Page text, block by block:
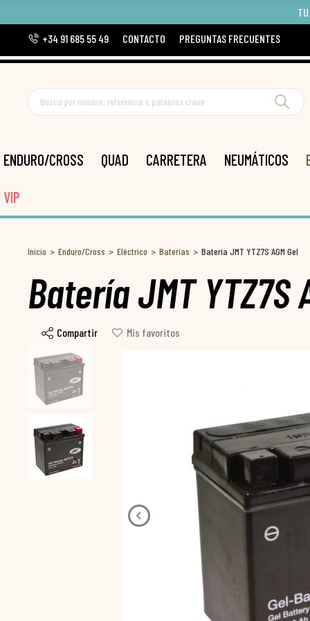
+34 91 685 55 49
CONTACTO PREGUNTAS FRECUENTES
ENDURO/CROSS QUAD CARRETERA NEUMÁTICOS
VIP
Inicio Enduro/Cross Eléctrico Baterías Batería JMT YTZ7S AGM Gel
Batería JMT YTZ7S
Compartir Mis favoritos